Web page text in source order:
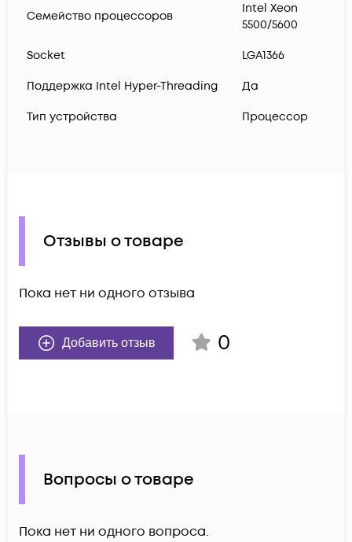
Семейство процессоров
Intel Xeon
5500/5600
Socket LGA1366
Поддержка Intel Hyper-Threading Да
Тип устройства Процессор
Отзывы о товаре
Пока нет ни одного отзыва
Добавить отзыв 0
Вопросы о товаре
Пока нет ни одного вопроса.